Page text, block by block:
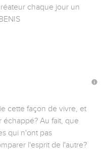
chaque jour un
cette façon de vivre, et
Au fait, que
qui n'ont pas
l'esprit de l'autre?